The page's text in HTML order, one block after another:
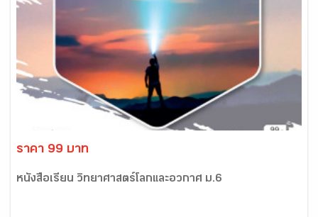
ราคา 99 บาท
หนังสือเรียน วิทยาศาสตร์โลกและอวกาศ ม.6